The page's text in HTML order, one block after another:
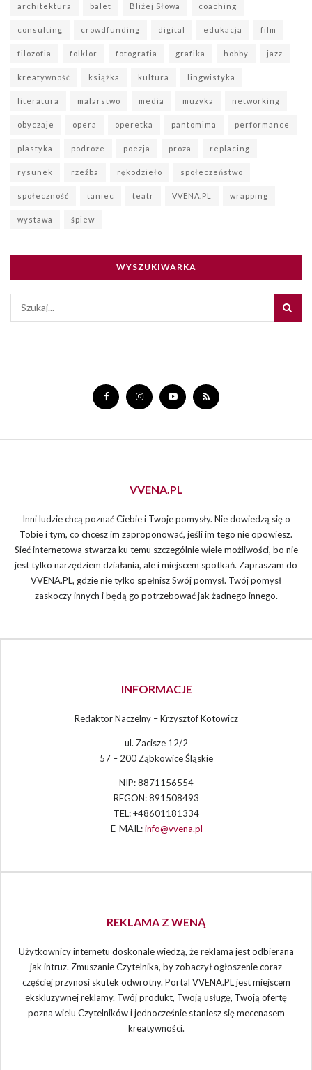
architektura balet Bliżej Słowa coaching
consulting crowdfunding digital edukacja film
filozofia folklor fotografia grafika hobby jazz
kreatywność książka kultura lingwistyka
literatura malarstwo media muzyka networking
obyczaje opera operetka pantomima performance
plastyka podróże poezja proza replacing
rysunek rzeźba rękodzieło społeczeństwo
społeczność taniec teatr VVENA.PL wrapping
wystawa śpiew
WYSZUKIWARKA
VVENA.PL
Inni ludzie chcą poznać Ciebie i Twoje pomysły. Nie dowiedzą się o
Tobie i tym, co chcesz im zaproponować, jeśli im tego nie opowiesz.
Sieć internetowa stwarza ku temu szczególnie wiele możliwości, bo nie
jest tylko narzędziem działania, ale i miejscem spotkań. Zapraszam do
VVENA.PL, gdzie nie tylko spełnisz Swój pomysł. Twój pomysł
zaskoczy innych i będą go potrzebować jak żadnego innego.
INFORMACJE
Redaktor Naczelny – Krzysztof Kotowicz
ul. Zacisze 12/2
57 – 200 Ząbkowice Śląskie
NIP: 8871156554
REGON: 891508493
TEL: +48601181334
E-MAIL:info@vvena.pl
REKLAMA Z WENĄ
Użytkownicy internetu doskonale wiedzą, że reklama jest odbierana
jak intruz. Zmuszanie Czytelnika, by zobaczył ogłoszenie coraz
częściej przynosi skutek odwrotny. Portal VVENA.PL jest miejscem
ekskluzywnej reklamy. Twój produkt, Twoją usługę, Twoją ofertę
pozna wielu Czytelników i jednocześnie staniesz się mecenasem
kreatywności.